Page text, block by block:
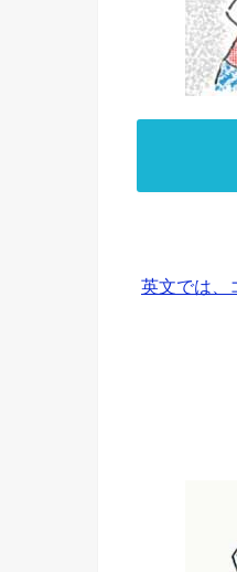
英文では、